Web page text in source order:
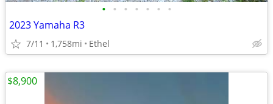
• • • • • • •
2023 Yamaha R3
7/11 1,758mi Ethel
$8,900